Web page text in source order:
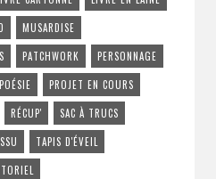
MUSARDISE
PATCHWORK
PERSONNAGE
POÉSIE
PROJET EN COURS
RÉCUP'
SAC À TRUCS
TAPIS D'ÉVEIL